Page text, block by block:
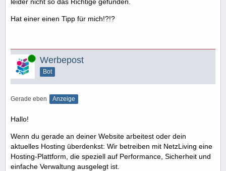
Hat einer einen Tipp für mich!?!?
Online Werbepost
Bot
Gerade eben Anzeige
Hallo!
Wenn du gerade an deiner Website arbeitest oder dein
aktuelles Hosting überdenkst: Wir betreiben mit NetzLiving eine
Hosting-Plattform, die speziell auf Performance, Sicherheit und
einfache Verwaltung ausgelegt ist.